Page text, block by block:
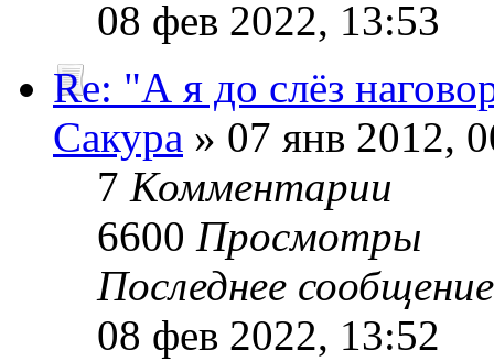
08 фев 2022, 13:53
Re: "А я до слёз
Сакура » 07 янв 2012,
7 Комментарии
6600 Просмотры
Последнее
08 фев 2022, 13:52